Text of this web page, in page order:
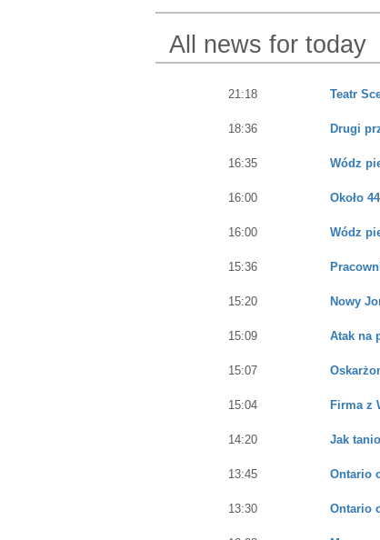
All news for today
21:18 Teatr
18:36 Drugi
16:35 Wódz
16:00 Około
16:00 Wódz
15:36
15:20 Nowy
15:09 Atak na
15:07
15:04 Firma z
14:20 Jak
13:45 Ontario
13:30 Ontario